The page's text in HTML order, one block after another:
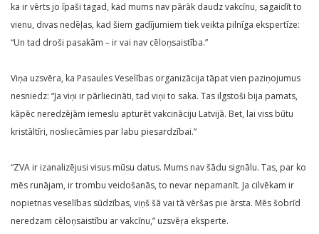
ka ir vērts jo īpaši tagad, kad mums nav pārāk daudz vakcīnu, sagaidīt to
vienu, divas nedēļas, kad šiem gadījumiem tiek veikta pilnīga ekspertīze:
“Un tad droši pasakām – ir vai nav cēloņsaistība.”
Viņa uzsvēra, ka Pasaules Veselības organizācija tāpat vien paziņojumus
nesniedz: “Ja viņi ir pārliecināti, tad viņi to saka. Tas ilgstoši bija pamats,
kāpēc neredzējām iemeslu apturēt vakcināciju Latvijā. Bet, lai viss būtu
kristāltīri, nosliecāmies par labu piesardzībai.”
“ZVA ir izanalizējusi visus mūsu datus. Mums nav šādu signālu. Tas, par ko
mēs runājam, ir trombu veidošanās, to nevar nepamanīt. Ja cilvēkam ir
nopietnas veselības sūdzības, viņš šā vai tā vēršas pie ārsta. Mēs šobrīd
neredzam cēloņsaistību ar vakcīnu,” uzsvēŗa eksperte.